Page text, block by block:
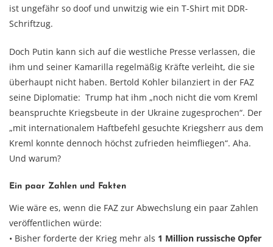
ist ungefähr so doof und unwitzig wie ein T-Shirt mit DDR-
Schriftzug.
Doch Putin kann sich auf die westliche Presse verlassen, die
ihm und seiner Kamarilla regelmäßig Kräfte verleiht, die sie
überhaupt nicht haben. Bertold Kohler bilanziert in der FAZ
seine Diplomatie: Trump hat ihm „noch nicht die vom Kreml
beanspruchte Kriegsbeute in der Ukraine zugesprochen“. Der
„mit internationalem Haftbefehl gesuchte Kriegsherr aus dem
Kreml konnte dennoch höchst zufrieden heimfliegen“. Aha.
Und warum?
Ein paar Zahlen und Fakten
Wie wäre es, wenn die FAZ zur Abwechslung ein paar Zahlen
veröffentlichen würde:
• Bisher forderte der Krieg mehr als 1 Million russische Opfer